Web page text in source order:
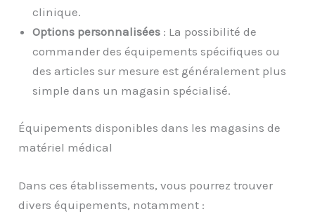
clinique.
Options personnalisées : La possibilité de
commander des équipements spécifiques ou
des articles sur mesure est généralement plus
simple dans un magasin spécialisé.
Équipements disponibles dans les magasins de
matériel médical
Dans ces établissements, vous pourrez trouver
divers équipements, notamment :